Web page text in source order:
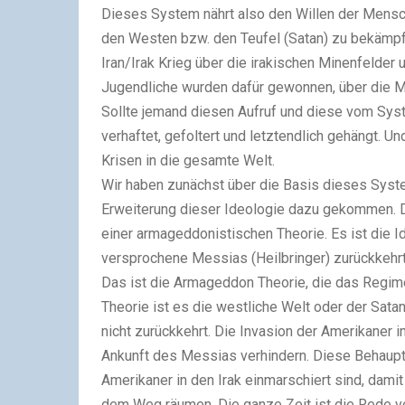
Dieses System nährt also den Willen der
den Westen bzw. den Teufel (Satan) zu
Iran/Irak Krieg über die irakischen Minenfelder
Jugendliche wurden dafür gewonnen, über die
Sollte jemand diesen Aufruf und diese vom
verhaftet, gefoltert und letztendlich gehängt.
Krisen in die gesamte Welt.
Wir haben zunächst über die Basis dieses
Erweiterung dieser Ideologie dazu
einer armageddonistischen Theorie. Es ist die
versprochene Messias (Heilbringer)
Das ist die Armageddon Theorie, die das
Theorie ist es die westliche Welt oder der
nicht zurückkehrt. Die Invasion der Amerikaner
Ankunft des Messias verhindern. Diese
Amerikaner in den Irak einmarschiert sind,